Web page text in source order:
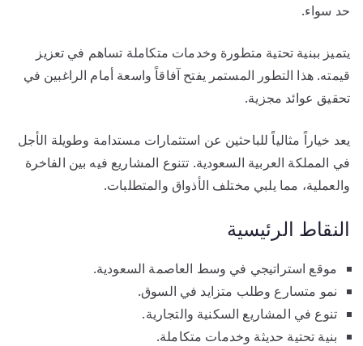
حد سواء.
يتميز ببنية تحتية متطورة وخدمات متكاملة تساهم في تعزيز
قيمته. هذا التطور المستمر يفتح آفاقاً واسعة أمام الراغبين في
تحقيق عوائد مجزية.
يعد خياراً مثالياً للباحثين عن استثمارات مستدامة وطويلة الأجل
في المملكة العربية السعودية. تتنوع المشاريع فيه بين الفاخرة
والعملية، مما يلبي مختلف الأذواق والمتطلبات.
النقاط الرئيسية
موقع استراتيجي في وسط العاصمة السعودية.
نمو متسارع وطلب متزايد في السوق.
تنوع في المشاريع السكنية والتجارية.
بنية تحتية حديثة وخدمات متكاملة.